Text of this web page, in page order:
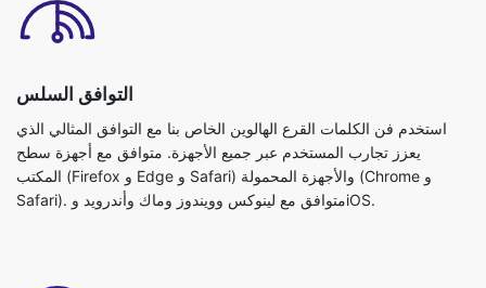
التوافق السلس
استخدم فن الكلمات القرع الهالوين الخاص بنا مع التوافق المثالي الذي
يعزز تجارب المستخدم عبر جميع الأجهزة. متوافق مع أجهزة سطح
المكتب (Firefox و Edge و Safari) والأجهزة المحمولة (Chrome و
Safari). متوافق مع لينوكس وويندوز وماك وأندرويد وiOS.